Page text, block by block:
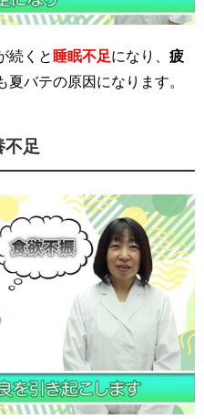
続くと 睡眠不足になり、 疲
夏バテの原因になります。
不足